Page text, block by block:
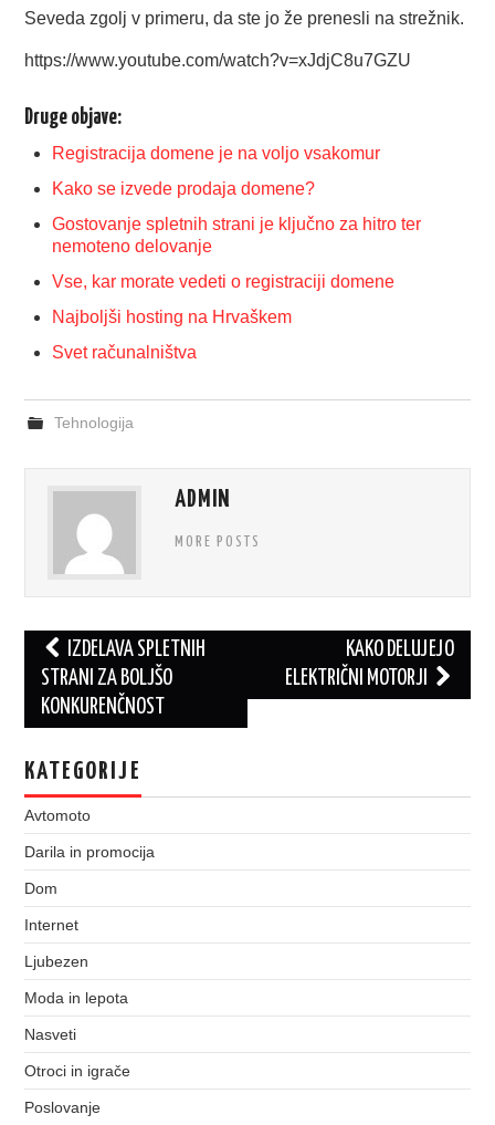
Seveda zgolj v primeru, da ste jo že prenesli na strežnik.
https://www.youtube.com/watch?v=xJdjC8u7GZU
Druge objave:
Registracija domene je na voljo vsakomur
Kako se izvede prodaja domene?
Gostovanje spletnih strani je ključno za hitro ter
nemoteno delovanje
Vse, kar morate vedeti o registraciji domene
Najboljši hosting na Hrvaškem
Svet računalništva
Tehnologija
ADMIN
MORE POSTS
Post
navigation
IZDELAVA SPLETNIH
STRANI ZA BOLJŠO
KONKURENČNOST
KAKO DELUJEJO
ELEKTRIČNI MOTORJI
KATEGORIJE
Avtomoto
Darila in promocija
Dom
Internet
Ljubezen
Moda in lepota
Nasveti
Otroci in igrače
Poslovanje